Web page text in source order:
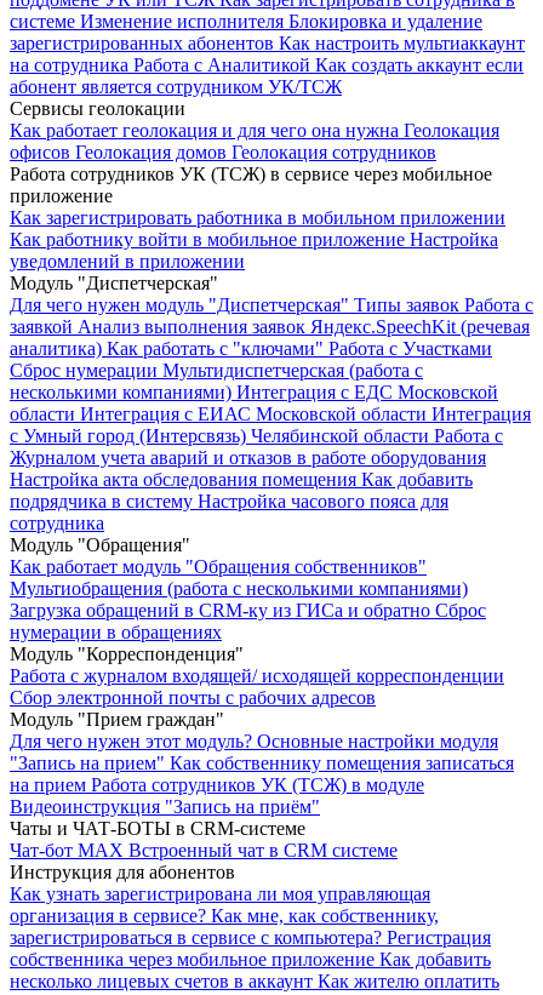
системе Изменение исполнителя Блокировка и удаление
зарегистрированных абонентов Как настроить мультиаккаунт
на сотрудника Работа с Аналитикой Как создать аккаунт если
абонент является сотрудником УК/ТСЖ
Сервисы геолокации
Как работает геолокация и для чего она нужна Геолокация
офисов Геолокация домов Геолокация сотрудников
Работа сотрудников УК (ТСЖ) в сервисе через мобильное
приложение
Как зарегистрировать работника в мобильном приложении
Как работнику войти в мобильное приложение Настройка
уведомлений в приложении
Модуль "Диспетчерская"
Для чего нужен модуль "Диспетчерская" Типы заявок Работа с
заявкой Анализ выполнения заявок Яндекс.SpeechKit (речевая
аналитика) Как работать с "ключами" Работа с Участками
Сброс нумерации Мультидиспетчерская (работа с
несколькими компаниями) Интеграция с ЕДС Московской
области Интеграция с ЕИАС Московской области Интеграция
с Умный город (Интерсвязь) Челябинской области Работа с
Журналом учета аварий и отказов в работе оборудования
Настройка акта обследования помещения Как добавить
подрядчика в систему Настройка часового пояса для
сотрудника
Модуль "Обращения"
Как работает модуль "Обращения собственников"
Мультиобращения (работа с несколькими компаниями)
Загрузка обращений в CRM-ку из ГИСа и обратно Сброс
нумерации в обращениях
Модуль "Корреспонденция"
Работа с журналом входящей/ исходящей корреспонденции
Сбор электронной почты с рабочих адресов
Модуль "Прием граждан"
Для чего нужен этот модуль? Основные настройки модуля
"Запись на прием" Как собственнику помещения записаться
на прием Работа сотрудников УК (ТСЖ) в модуле
Видеоинструкция "Запись на приём"
Чаты и ЧАТ-БОТЫ в CRM-системе
Чат-бот MAX Встроенный чат в CRM системе
Инструкция для абонентов
Как узнать зарегистрирована ли моя управляющая
организация в сервисе? Как мне, как собственнику,
зарегистрироваться в сервисе с компьютера? Регистрация
собственника через мобильное приложение Как добавить
несколько лицевых счетов в аккаунт Как жителю оплатить